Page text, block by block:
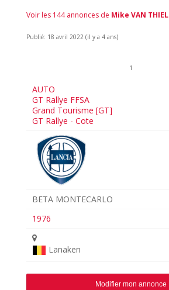
Voir les 144 annonces de Mike VAN THIEL
Publié: 18 avril 2022 (il y a 4 ans)
1
AUTO
GT Rallye FFSA
Grand Tourisme [GT]
GT Rallye - Cote
BETA MONTECARLO
1976
Lanaken
Modifier mon annonce